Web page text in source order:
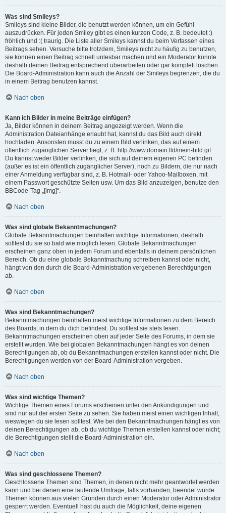
Was sind Smileys?
Smileys sind kleine Bilder, die benutzt werden können, um ein Gefühl
auszudrücken. Für jeden Smiley gibt es einen kurzen Code, z. B. bedeutet :)
fröhlich und :( traurig. Die Liste aller Smileys kannst du beim Verfassen eines
Beitrags sehen. Versuche bitte trotzdem, Smileys nicht zu häufig zu benutzen,
sie können einen Beitrag schnell unlesbar machen und ein Moderator könnte
deshalb deinen Beitrag entsprechend überarbeiten oder gar komplett löschen.
Die Board-Administration kann auch die Anzahl der Smileys begrenzen, die du
in einem Beitrag benutzen kannst.
Nach oben
Kann ich Bilder in meine Beiträge einfügen?
Ja, Bilder können in deinem Beitrag angezeigt werden. Wenn die
Administration Dateianhänge erlaubt hat, kannst du das Bild auch direkt
hochladen. Ansonsten musst du zu einem Bild verlinken, das auf einem
öffentlich zugänglichen Server liegt, z. B. http://www.domain.tld/mein-bild.gif.
Du kannst weder Bilder verlinken, die sich auf deinem eigenen PC befinden
(außer es ist ein öffentlich zugänglicher Server), noch zu Bildern, die nur nach
einer Anmeldung verfügbar sind, z. B. Hotmail- oder Yahoo-Mailboxen, mit
einem Passwort geschützte Seiten usw. Um das Bild anzuzeigen, benutze den
BBCode-Tag „[img]“.
Nach oben
Was sind globale Bekanntmachungen?
Globale Bekanntmachungen beinhalten wichtige Informationen, deshalb
solltest du sie so bald wie möglich lesen. Globale Bekanntmachungen
erscheinen ganz oben in jedem Forum und ebenfalls in deinem persönlichen
Bereich. Ob du eine globale Bekanntmachung schreiben kannst oder nicht,
hängt von den durch die Board-Administration vergebenen Berechtigungen
ab.
Nach oben
Was sind Bekanntmachungen?
Bekanntmachungen beinhalten meist wichtige Informationen zu dem Bereich
des Boards, in dem du dich befindest. Du solltest sie stets lesen.
Bekanntmachungen erscheinen oben auf jeder Seite des Forums, in dem sie
erstellt wurden. Wie bei globalen Bekanntmachungen hängt es von deinen
Berechtigungen ab, ob du Bekanntmachungen erstellen kannst oder nicht. Die
Berechtigungen werden von der Board-Administration vergeben.
Nach oben
Was sind wichtige Themen?
Wichtige Themen eines Forums erscheinen unter den Ankündigungen und
sind nur auf der ersten Seite zu sehen. Sie haben meist einen wichtigen Inhalt,
weswegen du sie lesen solltest. Wie bei den Bekanntmachungen hängt es von
deinen Berechtigungen ab, ob du wichtige Themen erstellen kannst oder nicht;
die Berechtigungen stellt die Board-Administration ein.
Nach oben
Was sind geschlossene Themen?
Geschlossene Themen sind Themen, in denen nicht mehr geantwortet werden
kann und bei denen eine laufende Umfrage, falls vorhanden, beendet wurde.
Themen können aus vielen Gründen durch einen Moderator oder Administrator
gesperrt werden. Eventuell hast du auch die Möglichkeit, deine eigenen